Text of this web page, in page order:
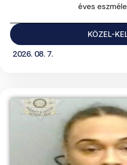
éves
KÖZEL-
2026. 08. 7.